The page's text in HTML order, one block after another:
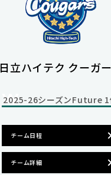
日立ハイテク クーガ
2025-26シーズンFuture 1
チーム日程
チーム詳細